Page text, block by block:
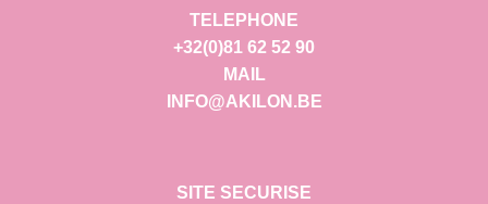
TELEPHONE
+32(0)81 62 52 90
MAIL
INFO@AKILON.BE
SITE SECURISE